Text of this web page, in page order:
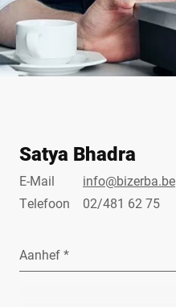
Satya Bhadra
E-Mail
info@bizerba.be
Telefoon
02/481 62 75
Aanhef *